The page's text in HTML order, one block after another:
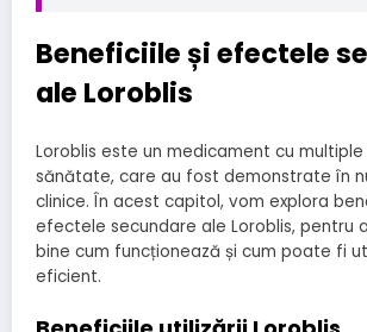
Beneficiile și efectele
ale Loroblis
Loroblis este un medicament cu
sănătate, care au fost demonstrate în
clinice. În acest capitol, vom explora
efectele secundare ale Loroblis, pentru
bine cum funcționează și cum poate fi
eficient.